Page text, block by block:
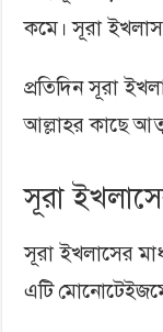
কমে। সূরা
প্রতিদিন সূরা
আল্লাহর কাছে
সূরা
সূরা ইখলাসের
এটি